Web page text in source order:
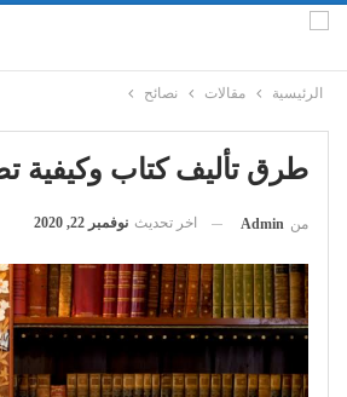
الرئيسية مقالات نصائح
طرق تأليف كتاب وكيفية
من Admin اخر تحديث نوفمبر 22, 2020